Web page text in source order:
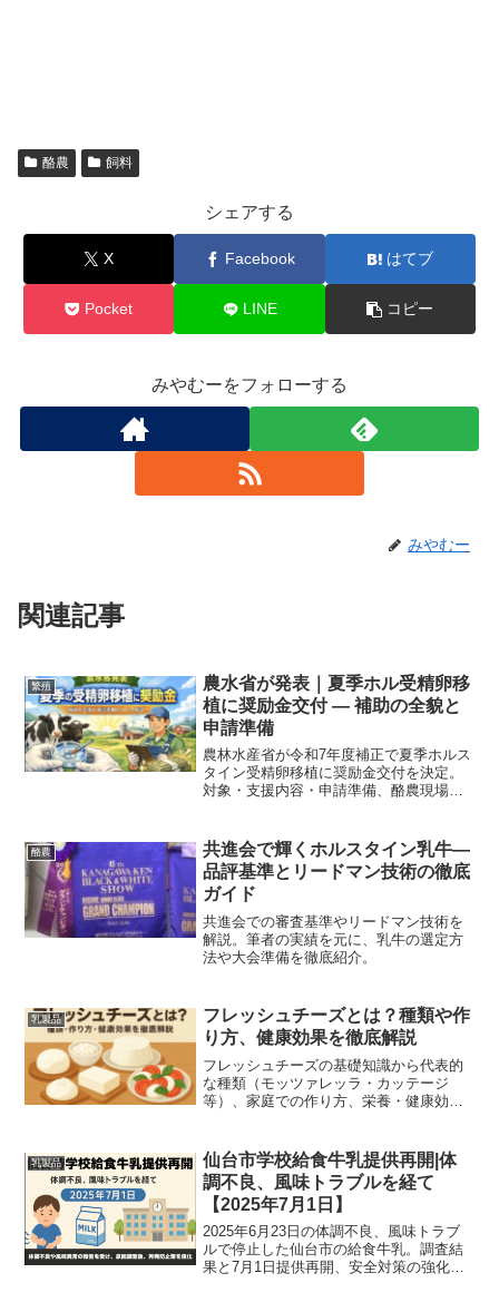
酪農 飼料
シェアする
X Facebook はてブ
Pocket LINE コピー
みやむーをフォローする
みやむー
関連記事
繁殖
農水省が発表｜夏季ホル受精卵移
植に奨励金交付 — 補助の全貌と
申請準備
農林水産省が令和7年度補正で夏季ホルス
タイン受精卵移植に奨励金交付を決定。
対象・支援内容・申請準備、酪農現場で
酪農
共進会で輝くホルスタイン乳牛―
品評基準とリードマン技術の徹底
ガイド
共進会での審査基準やリードマン技術を
解説。筆者の実績を元に、乳牛の選定方
法や大会準備を徹底紹介。
乳製品
フレッシュチーズとは？種類や作
り方、健康効果を徹底解説
フレッシュチーズの基礎知識から代表的
な種類（モッツァレッラ・カッテージ
等）、家庭での作り方、栄養・健康効
乳製品
仙台市学校給食牛乳提供再開|体
調不良、風味トラブルを経て
【2025年7月1日】
2025年6月23日の体調不良、風味トラブ
ルで停止した仙台市の給食牛乳。調査結
果と7月1日提供再開、安全対策の強化ポ